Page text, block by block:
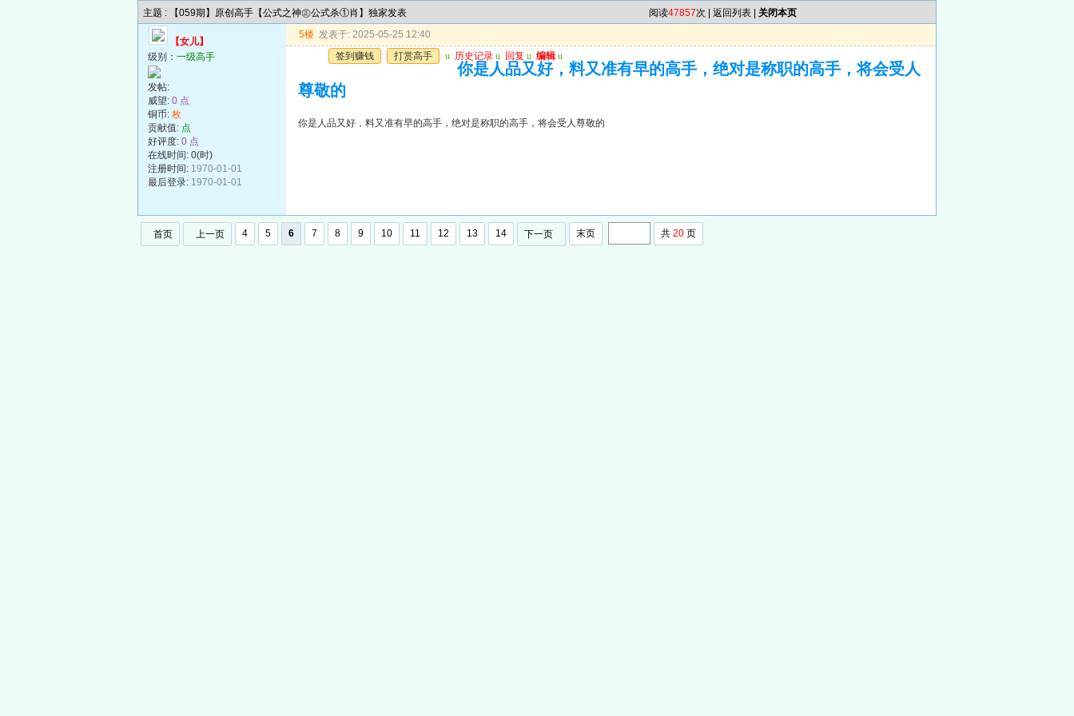
主题 : 【059期】原创高手【公式之神㊣公式杀①肖】独家发表 阅读47857次 | 返回列表 关闭本页
【女儿】
级别： 一级高手
发帖:
威望: 0 点
铜币: 枚
贡献值: 点
好评度: 0 点
在线时间: 0(时)
注册时间: 1970-01-01
最后登录: 1970-01-01
5楼 发表于: 2025-05-25 12:40
签到赚钱
打赏高手 u 历史记录 u 回复 u 编辑 u
你是人品又好，料又准有早的高手，绝对是称职的高手，将会受人
尊敬的
你是人品又好，料又准有早的高手，绝对是称职的高手，将会受人尊敬的
首页 上一页 4 5 6 7 8 9 10 11 12 13 14 下一页 末页 共 20 页